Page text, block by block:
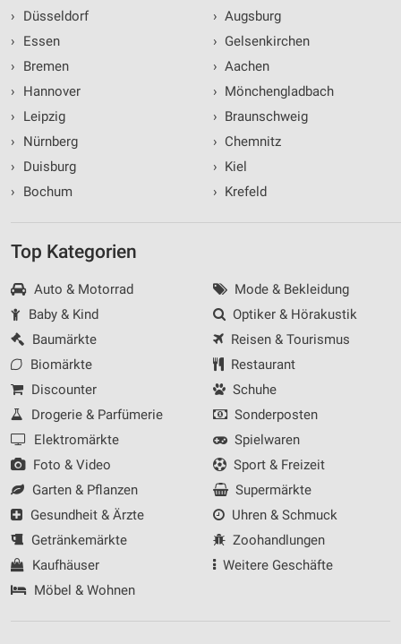
›
Düsseldorf
›
Essen
›
Bremen
›
Hannover
›
Leipzig
›
Nürnberg
›
Duisburg
›
Bochum
› Augsburg
› Gelsenkirchen
› Aachen
› Mönchengladbach
› Braunschweig
› Chemnitz
› Kiel
› Krefeld
Top Kategorien
Auto & Motorrad
Baby & Kind
Baumärkte
Biomärkte
Discounter
Drogerie & Parfümerie
Elektromärkte
Foto & Video
Garten & Pflanzen
Gesundheit & Ärzte
Getränkemärkte
Kaufhäuser
Möbel & Wohnen
Mode & Bekleidung
Optiker & Hörakustik
Reisen & Tourismus
Restaurant
Schuhe
Sonderposten
Spielwaren
Sport & Freizeit
Supermärkte
Uhren & Schmuck
Zoohandlungen
Weitere Geschäfte